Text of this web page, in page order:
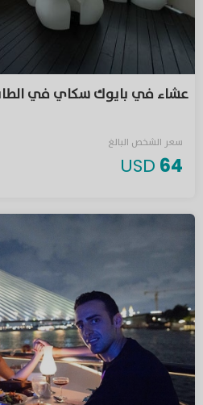
عشاء في بايوك سكاي في
سعر الشخص البالغ
64
USD